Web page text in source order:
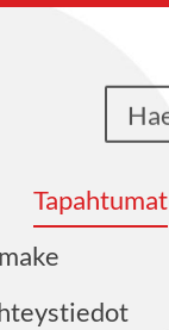
Tapahtumat